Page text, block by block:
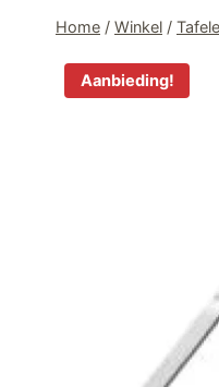
Home / Winkel /
Aanbieding!